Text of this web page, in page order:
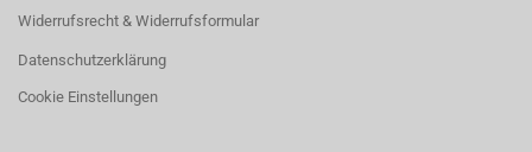
Widerrufsrecht & Widerrufsformular
Datenschutzerklärung
Cookie Einstellungen